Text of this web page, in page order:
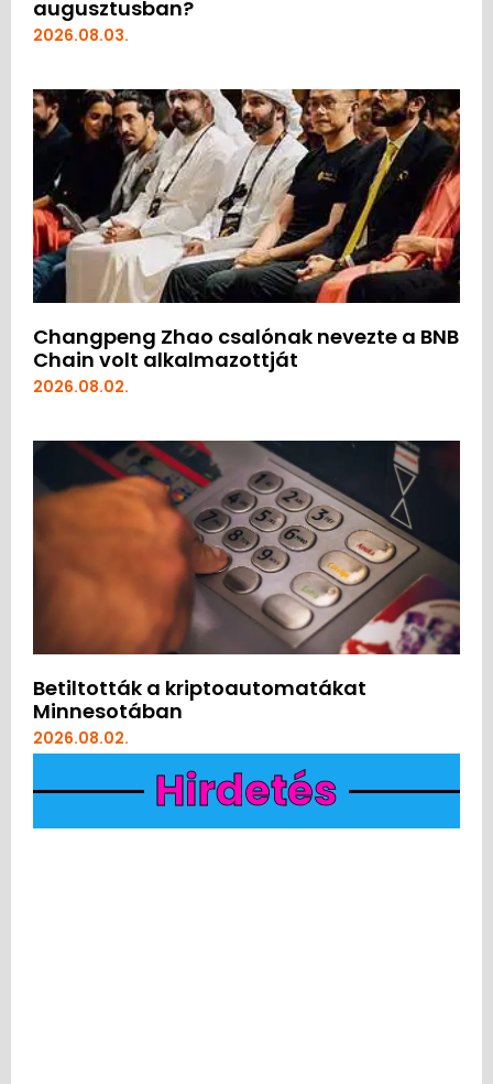
augusztusban?
2026.08.03.
Changpeng Zhao csalónak nevezte a BNB
Chain volt alkalmazottját
2026.08.02.
Betiltották a kriptoautomatákat
Minnesotában
2026.08.02.
Hirdetés